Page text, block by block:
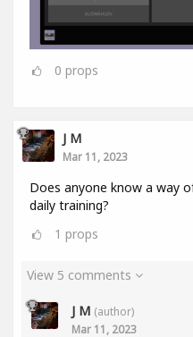
0 props
J M
Mar 11, 2023
Does anyone know a way
daily training?
1 props
View 5 comments
J M (author)
Mar 11, 2023